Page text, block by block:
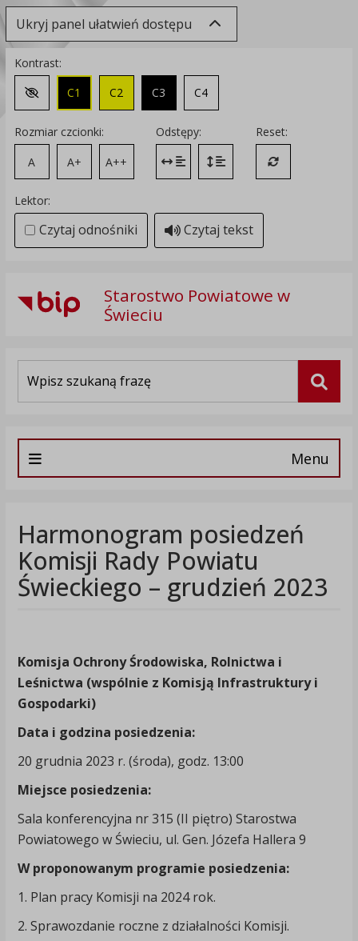
Ukryj panel ułatwień dostępu
Kontrast:
Zmień kontrast na domyślny
C1 C2 C3 C4
Rozmiar czcionki:
A
A+ A++
Odstępy:
Zmień odstęp między literami
Zmień interlinię i margines
Reset:
Przywróć
Lektor:
Czytaj odnośniki Czytaj tekst
Starostwo Powiatowe w
Świeciu
Menu
Harmonogram posiedzeń
Komisji Rady Powiatu
Świeckiego – grudzień 2023
Komisja Ochrony Środowiska, Rolnictwa i
Leśnictwa (wspólnie z Komisją Infrastruktury i
Gospodarki)
Data i godzina posiedzenia:
20 grudnia 2023 r. (środa), godz. 13:00
Miejsce posiedzenia:
Sala konferencyjna nr 315 (II piętro) Starostwa
Powiatowego w Świeciu, ul. Gen. Józefa Hallera 9
W proponowanym programie posiedzenia:
1. Plan pracy Komisji na 2024 rok.
2. Sprawozdanie roczne z działalności Komisji.